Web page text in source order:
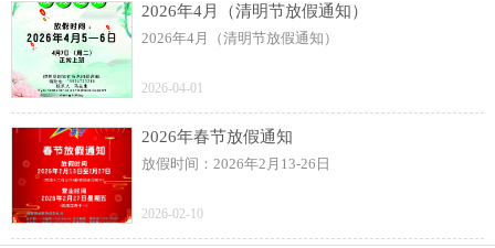
2026年4月（清明节放假通知）
2026年4月（清明节放假通知）
2026-04-01
2026年春节放假通知
放假时间：2026年2月13-26日
2026-02-10